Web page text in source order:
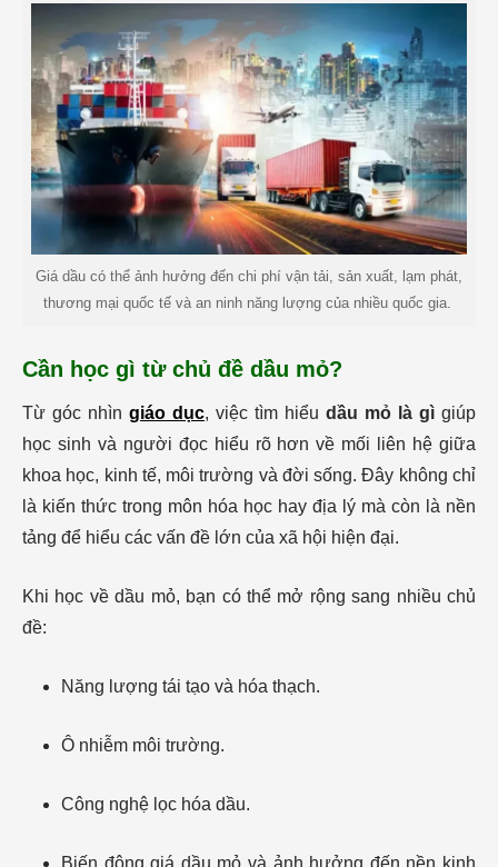
Giá dầu có thể ảnh hưởng đến chi phí vận tải, sản xuất, lạm phát,
thương mại quốc tế và an ninh năng lượng của nhiều quốc gia.
Cần học gì từ chủ đề dầu mỏ?
Từ góc nhìn giáo dục, việc tìm hiểu dầu mỏ là gì giúp
học sinh và người đọc hiểu rõ hơn về mối liên hệ giữa
khoa học, kinh tế, môi trường và đời sống. Đây không chỉ
là kiến thức trong môn hóa học hay địa lý mà còn là nền
tảng để hiểu các vấn đề lớn của xã hội hiện đại.
Khi học về dầu mỏ, bạn có thể mở rộng sang nhiều chủ
đề:
Năng lượng tái tạo và hóa thạch.
Ô nhiễm môi trường.
Công nghệ lọc hóa dầu.